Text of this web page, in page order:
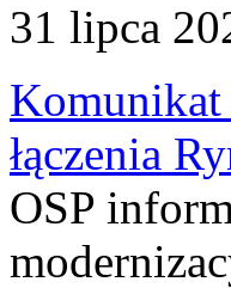
31 lipca
Komunikat
łączenia
OSP